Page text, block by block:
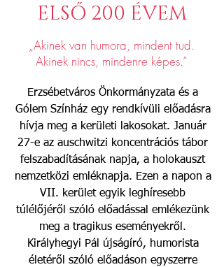
ELSŐ 200 ÉVEM
„Akinek van humora, mindent tud.
Akinek nincs, mindenre képes.”
Erzsébetváros Önkormányzata és a
Gólem Színház egy rendkívüli előadásra
hívja meg a kerületi lakosokat. Január
27-e az auschwitzi koncentrációs tábor
felszabadításának napja, a holokauszt
nemzetközi emléknapja. Ezen a napon a
VII. kerület egyik leghíresebb
túlélőjéről szóló előadással emlékezünk
meg a tragikus eseményekről.
Királyhegyi Pál újságíró, humorista
életéről szóló előadáson egyszerre